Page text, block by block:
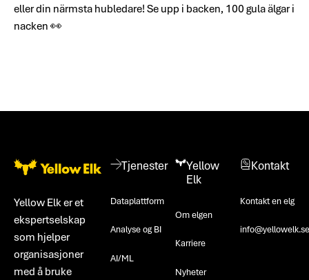
eller din närmsta hubledare! Se upp i backen, 100 gula älgar i
nacken 👀
Bunntekst
Yellow Elk er et
ekspertselskap
som hjelper
organisasjoner
med å bruke
Tjenester
Dataplattform
Analyse og BI
AI/ML
Yellow
Elk
Om elgen
Karriere
Nyheter
Kontakt
Kontakt en elg
info@yellowelk.se